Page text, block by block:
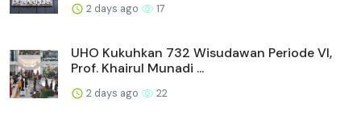
2 days ago 17
UHO Kukuhkan 732 Wisudawan Periode VI,
Prof. Khairul Munadi ...
2 days ago 22